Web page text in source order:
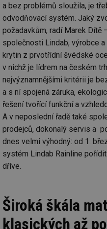
a bez problémů sloužila, je
odvodňovací systém. Jaký
požadavkům, radí Marek Dítě
společnosti Lindab, výrobce
krytin z prvotřídní švédské
v nichž je lídrem na českém
nejvýznamnějšími kritérii je
a s ní spojená záruka,
řešení tvořící funkční a
A v neposlední řadě také
prodejců, dokonalý servis a
dnes velmi výhodný: od 1.
systém Lindab Rainline
dříve.
Široká škála
klasických až